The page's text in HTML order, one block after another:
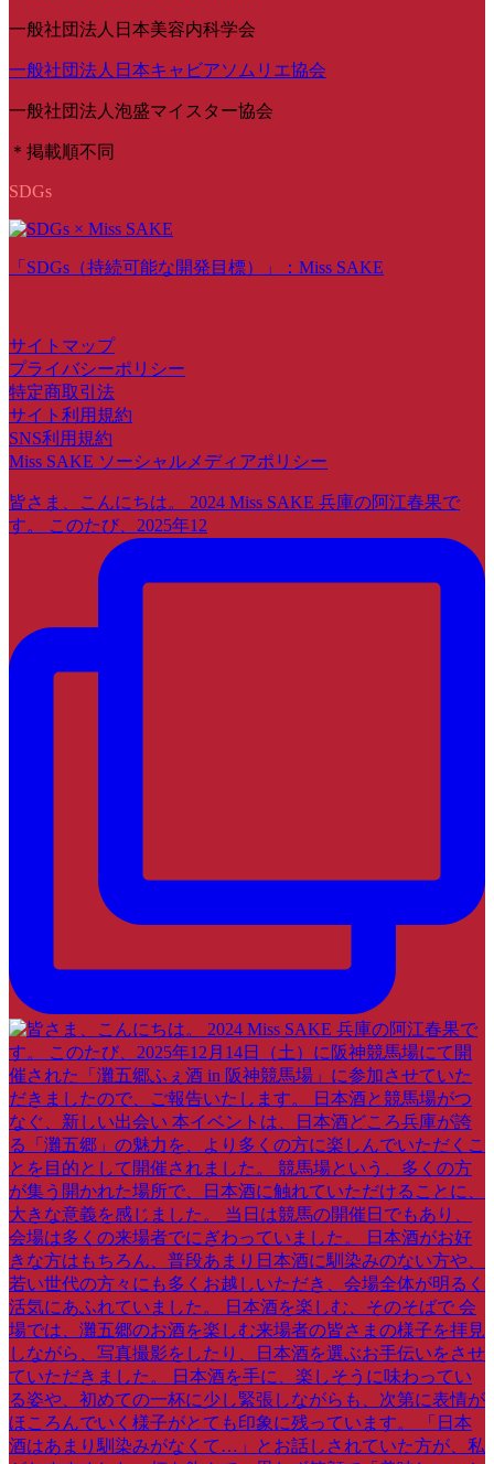
一般社団法人日本美容内科学会
一般社団法人日本キャビアソムリエ協会
一般社団法人泡盛マイスター協会
＊掲載順不同
SDGs
「SDGs（持続可能な開発目標）」：Miss SAKE
サイトマップ
プライバシーポリシー
特定商取引法
サイト利用規約
SNS利用規約
Miss SAKE ソーシャルメディアポリシー
皆さま、こんにちは。 2024 Miss SAKE 兵庫の阿江春果で
す。 このたび、2025年12